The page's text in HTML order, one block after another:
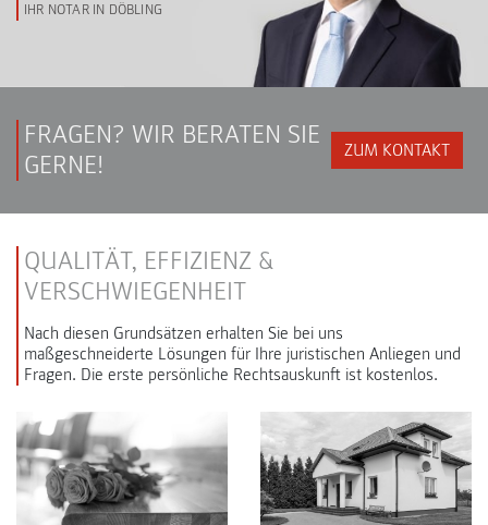
IHR NOTAR IN DÖBLING
FRAGEN? WIR BERATEN SIE
GERNE!
ZUM KONTAKT
QUALITÄT, EFFIZIENZ &
VERSCHWIEGENHEIT
Nach diesen Grundsätzen erhalten Sie bei uns
maßgeschneiderte Lösungen für Ihre juristischen Anliegen und
Fragen. Die erste persönliche Rechtsauskunft ist kostenlos.